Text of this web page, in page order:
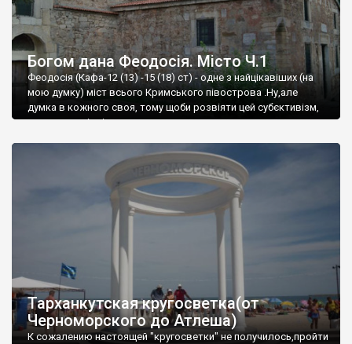
Богом дана Феодосія. Місто Ч.1
Феодосія (Кафа-12 (13) -15 (18) ст) - одне з найцікавіших (на
мою думку) міст всього Кримського півострова .Ну,але
думка в кожного своя, тому щоби розвіяти цей субєктивізм,
запрошую відвідати це
Тарханкутская кругосветка(от
Черноморского до Атлеша)
К сожалению настоящей "кругосветки" не получилось,пройти